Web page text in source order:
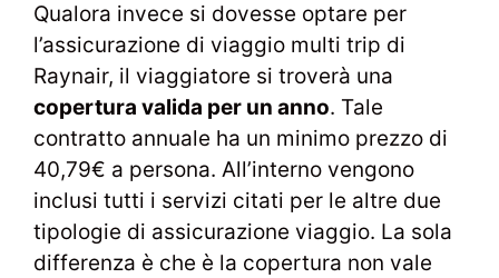
Qualora invece si dovesse optare per
l’assicurazione di viaggio multi trip di
Raynair, il viaggiatore si troverà una
copertura valida per un anno. Tale
contratto annuale ha un minimo prezzo di
40,79€ a persona. All’interno vengono
inclusi tutti i servizi citati per le altre due
tipologie di assicurazione viaggio. La sola
differenza è che è la copertura non vale